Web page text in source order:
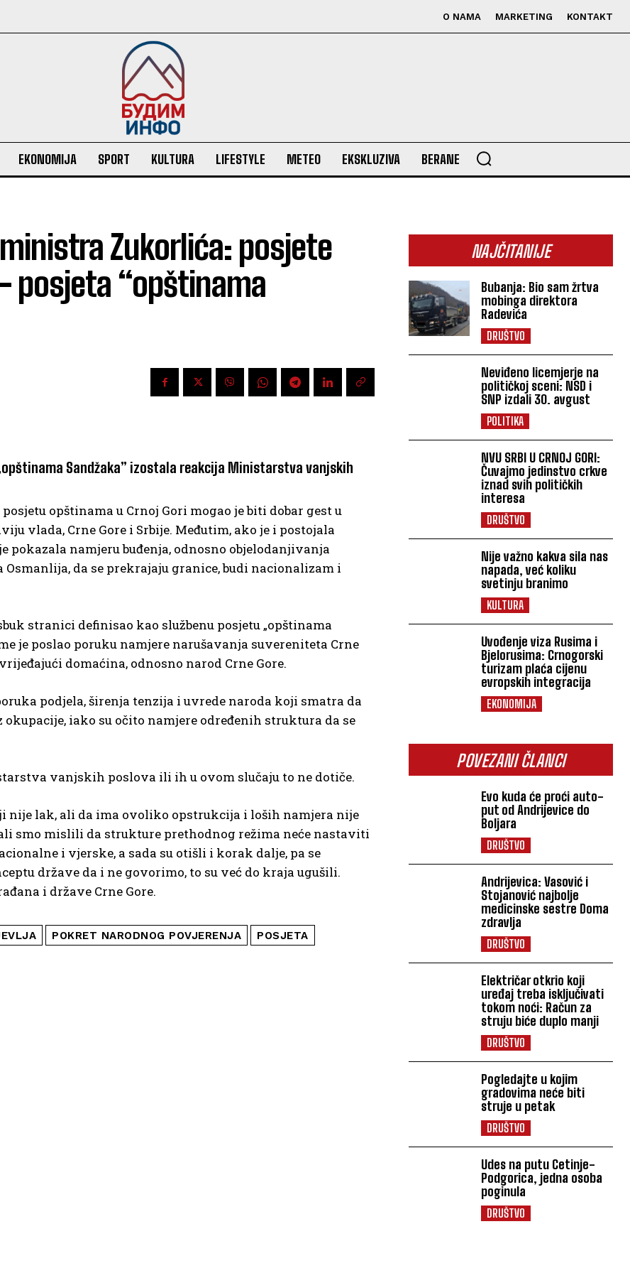
O NAMA MARKETING KONTAKT
EKONOMIJA SPORT KULTURA LIFESTYLE METEO EKSKLUZIVA BERANE
NAJČITANIJE
Bubanja: Bio sam žrtva
mobinga direktora
Radevića
DRUŠTVO
Neviđeno licemjerje na
političkoj sceni: NSD i
SNP izdali 30. avgust
POLITIKA
NVU SRBI U CRNOJ GORI:
Čuvajmo jedinstvo crkve
iznad svih političkih
interesa
DRUŠTVO
Nije važno kakva sila nas
napada, već koliku
svetinju branimo
KULTURA
Uvođenje viza Rusima i
Bjelorusima: Crnogorski
turizam plaća cijenu
evropskih integracija
EKONOMIJA
POVEZANI ČLANCI
Evo kuda će proći auto-
put od Andrijevice do
Boljara
DRUŠTVO
Andrijevica: Vasović i
Stojanović najbolje
medicinske sestre Doma
zdravlja
DRUŠTVO
Električar otkrio koji
uređaj treba isključivati
tokom noći: Račun za
struju biće duplo manji
DRUŠTVO
Pogledajte u kojim
gradovima neće biti
struje u petak
DRUŠTVO
Udes na putu Cetinje-
Podgorica, jedna osoba
poginula
DRUŠTVO
Zukorlića: posjete
posjeta “opštinama
Sandžaka” izostala reakcija Ministarstva vanjskih
opštinama u Crnoj Gori mogao je biti dobar gest u
vlada, Crne Gore i Srbije. Međutim, ako je i postojala
pokazala namjeru buđenja, odnosno objelodanjivanja
da se prekrajaju granice, budi nacionalizam i
stranici definisao kao službenu posjetu „opštinama
je poslao poruku namjere narušavanja suvereniteta Crne
domaćina, odnosno narod Crne Gore.
podjela, širenja tenzija i uvrede naroda koji smatra da
iako su očito namjere određenih struktura da se
vanjskih poslova ili ih u ovom slučaju to ne dotiče.
nije lak, ali da ima ovoliko opstrukcija i loših namjera nije
smo mislili da strukture prethodnog režima neće nastaviti
i vjerske, a sada su otišli i korak dalje, pa se
države da i ne govorimo, to su već do kraja ugušili.
i države Crne Gore.
POKRET NARODNOG POVJERENJA
POSJETA